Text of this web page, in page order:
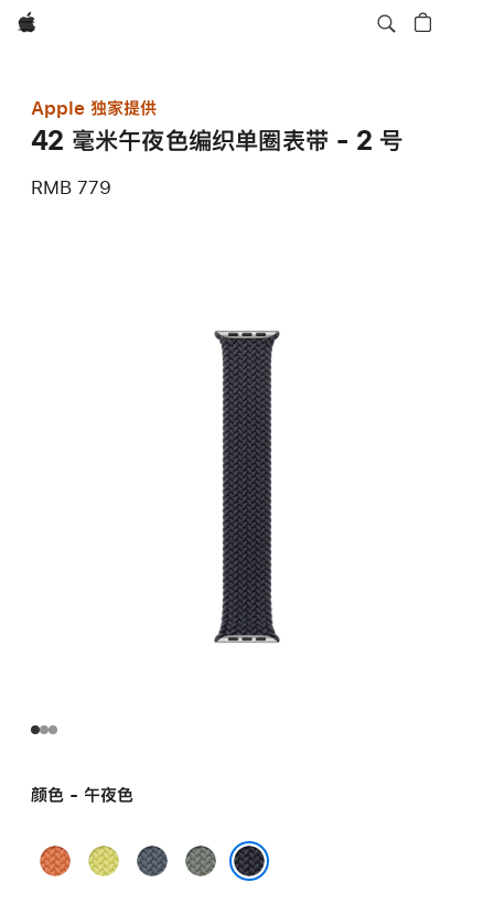
Apple
Apple 独家提供
42 毫米午夜色编织单圈表带 - 2 号
RMB 779
颜色 - 午夜色
姜
霓
铁
灰